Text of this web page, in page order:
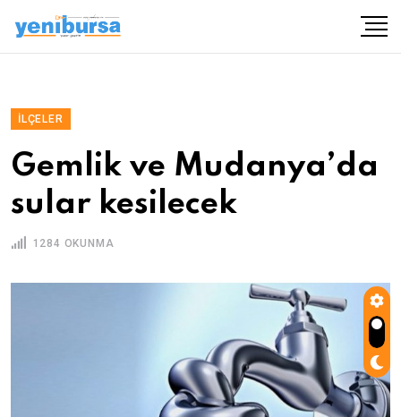
İLÇELER
Gemlik ve Mudanya’da
sular kesilecek
1284 OKUNMA